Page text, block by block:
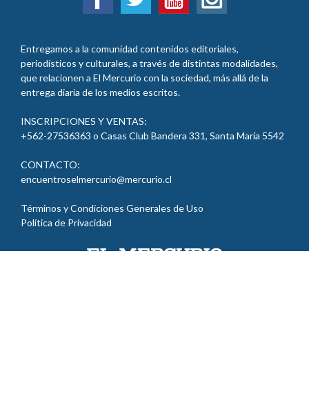
Entregamos a la comunidad contenidos editoriales,
periodísticos y culturales, a través de distintas modalidades,
que relacionen a El Mercurio con la sociedad, más allá de la
entrega diaria de los medios escritos.
INSCRIPCIONES Y VENTAS:
+562-27536363 o Casas Club Bandera 331, Santa María
CONTACTO:
Términos y Condiciones Generales de Uso